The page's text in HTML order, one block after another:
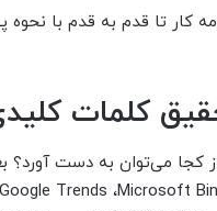
کار تا قدم به قدم با
کلمات